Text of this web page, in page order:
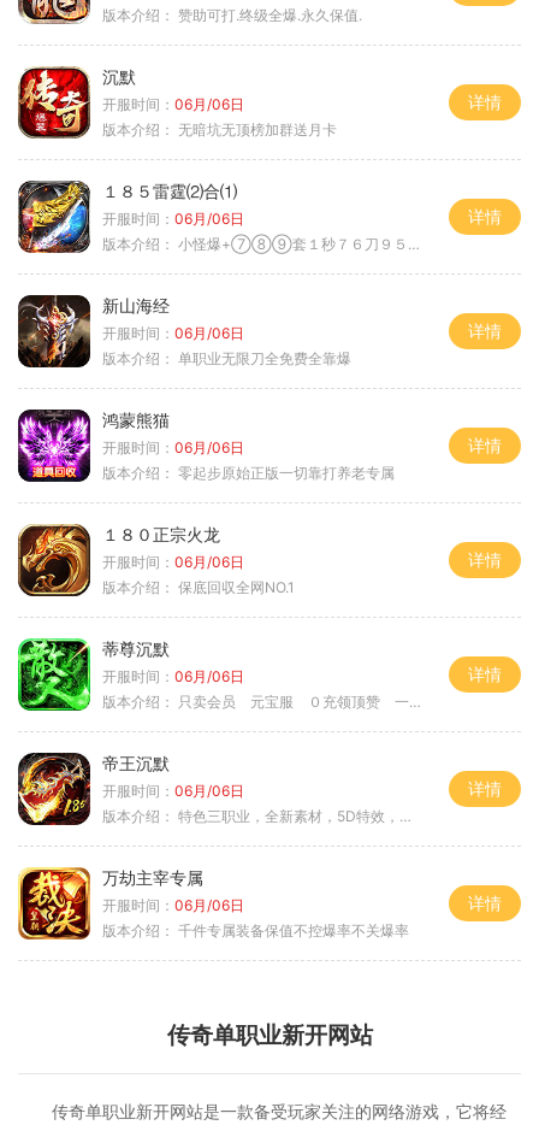
版本介绍： 赞助可打.终级全爆.永久保值.
沉默
开服时间： 06月/06日
版本介绍： 无暗坑无顶榜加群送月卡
详情
１８５雷霆⑵合⑴
开服时间： 06月/06日
版本介绍： 小怪爆+⑦⑧⑨套１秒７６刀９５范围捡
详情
新山海经
开服时间： 06月/06日
版本介绍： 单职业无限刀全免费全靠爆
详情
鸿蒙熊猫
开服时间： 06月/06日
版本介绍： 零起步原始正版一切靠打养老专属
详情
１８０正宗火龙
开服时间： 06月/06日
版本介绍： 保底回収全网NO.1
详情
蒂尊沉默
开服时间： 06月/06日
版本介绍： 只卖会员 元宝服 ０充领顶赞 一切靠打
详情
帝王沉默
开服时间： 06月/06日
版本介绍： 特色三职业，全新素材，5D特效，不卡图
详情
万劫主宰专属
开服时间： 06月/06日
版本介绍： 千件专属装备保值不控爆率不关爆率
详情
传奇单职业新开网站
传奇单职业新开网站是一款备受玩家关注的网络游戏，它将经